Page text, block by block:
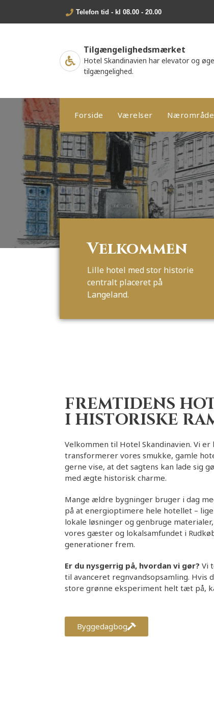
Telefon tid - kl 08.00 - 20.00
Tilgængelighedsmærket
Hotel Skandinavien har elevator og
tilgængelighed.
Forside Værelser
Velkommen
Lille hotel med stor historie
centralt placeret på
Langeland.
FREMTIDENS
I HISTORISKE
Velkommen til Hotel Skandinavien. Vi
transformerer vores smukke, gamle
gerne vise, at det sagtens kan lade sig
med ægte historisk charme.
Mange ældre bygninger bruger i dag
på at energioptimere hele hotellet –
lokale løsninger og genbruge
vores gæster og lokalsamfundet i
generationer frem.
Er du nysgerrig på, hvordan vi gør? Vi
til avanceret regnvandsopsamling. Hvis
store grønne eksperiment helt tæt på,
Byggedagbog